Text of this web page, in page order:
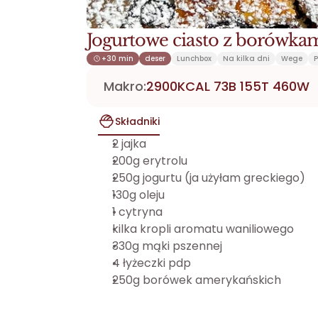
Jogurtowe ciasto z
+30 min deser Lunchbox Na kilka dni Wege
Makro:2900KCAL 73B 155T 460W
Składniki
2 jajka
200g erytrolu
250g jogurtu (ja użyłam greckiego)
130g oleju
1 cytryna
kilka kropli aromatu waniliowego
330g mąki pszennej
4 łyżeczki pdp
250g borówek amerykańskich